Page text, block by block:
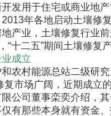
发用于住宅或商业地
年各地启动土壤修复
业，土壤修复行业前
“十二五”期间土壤修复
成立
村能源总站二级研究员
市场广阔，近期成立
司董事栾奕介绍，其
那些本身就有资金、